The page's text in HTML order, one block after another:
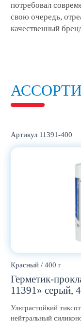
потребовал
свою очередь,
качественный
11391-400
Красный / 400 г
Герметик-
11391» серый,
Ультрастойкий
нейтральный